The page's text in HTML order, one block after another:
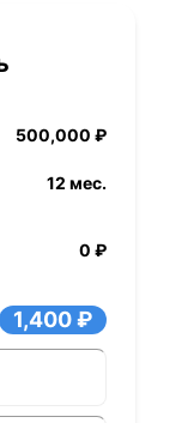
500,000 ₽
12 мес.
0 ₽
1,400 ₽